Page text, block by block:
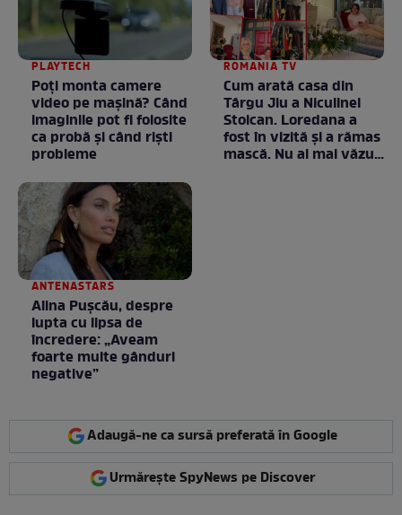
PLAYTECH
Poți monta camere
video pe mașină? Când
imaginile pot fi folosite
ca probă și când riști
probleme
ROMANIA TV
Cum arată casa din
Târgu Jiu a Niculinei
Stoican. Loredana a
fost în vizită și a rămas
mască. Nu ai mai văzut
ANTENASTARS
Alina Pușcău, despre
lupta cu lipsa de
încredere: „Aveam
foarte multe gânduri
negative”
Adaugă-ne ca sursă preferată în Google
Urmărește SpyNews pe Discover